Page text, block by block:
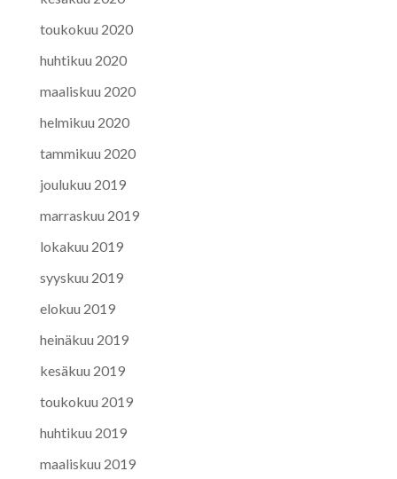
toukokuu 2020
huhtikuu 2020
maaliskuu 2020
helmikuu 2020
tammikuu 2020
joulukuu 2019
marraskuu 2019
lokakuu 2019
syyskuu 2019
elokuu 2019
heinäkuu 2019
kesäkuu 2019
toukokuu 2019
huhtikuu 2019
maaliskuu 2019